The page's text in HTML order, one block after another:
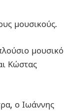
μουσικούς.
μουσικό
Κώστας
ο Ιωάννης